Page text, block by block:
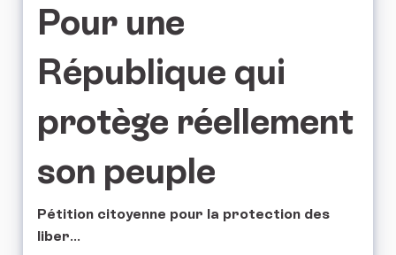
Pour une
République qui
protège réellement
son peuple
Pétition citoyenne pour la protection des
liber...